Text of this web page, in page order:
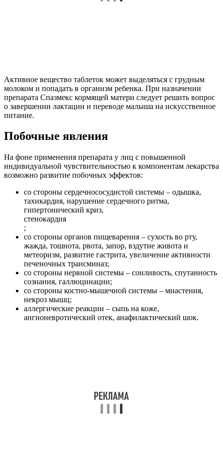
Активное вещество таблеток может выделяться с грудным
молоком и попадать в организм ребенка. При назначении
препарата Спазмекс кормящей матери следует решить вопрос
о завершении лактации и переводе малыша на искусственное
питание.
Побочные явления
На фоне применения препарата у лиц с повышенной
индивидуальной чувствительностью к компонентам лекарства
возможно развитие побочных эффектов:
со стороны сердечнососудистой системы – одышка,
тахикардия, нарушение сердечного ритма,
гипертонический криз,
стенокардия
;
со стороны органов пищеварения – сухость во рту,
жажда, тошнота, рвота, запор, вздутие живота и
метеоризм, развитие гастрита, увеличение активности
печеночных трансминаз;
со стороны нервной системы – сонливость, спутанность
сознания, галлюцинации;
со стороны костно-мышечной системы – миастения,
некроз мышц;
аллергические реакции – сыпь на коже,
ангионевротический отек, анафилактический шок.